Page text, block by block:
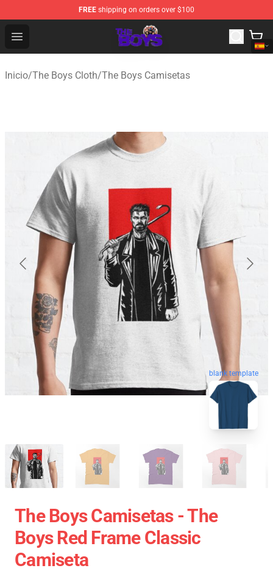
FREE shipping on orders over $100
Open menu
The Boys Store - Official The Boys Merchandise Shop
Inicio/The Boys Cloth/The Boys Camisetas
blank template
The Boys Camisetas - The
Boys Red Frame Classic
Camiseta